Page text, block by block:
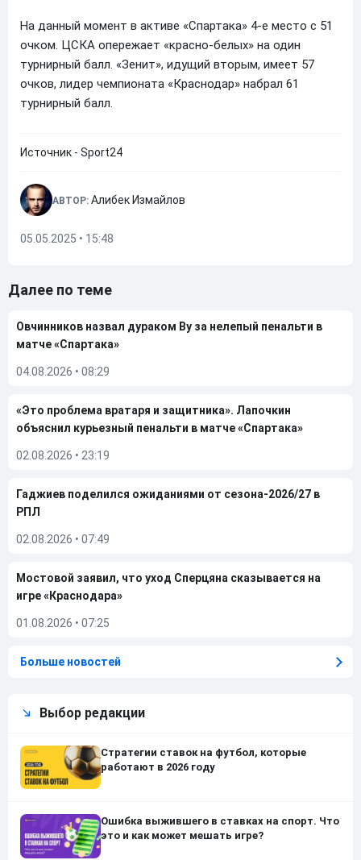
На данный момент в активе «Спартака» 4-е место с 51
очком. ЦСКА опережает «красно-белых» на один
турнирный балл. «Зенит», идущий вторым, имеет 57
очков, лидер чемпионата «Краснодар» набрал 61
турнирный балл.
Источник - Sport24
АВТОР: Алибек Измайлов
05.05.2025 • 15:48
Далее по теме
Овчинников назвал дураком Ву за нелепый пенальти в
матче «Спартака»
04.08.2026 • 08:29
«Это проблема вратаря и защитника». Лапочкин
объяснил курьезный пенальти в матче «Спартака»
02.08.2026 • 23:19
Гаджиев поделился ожиданиями от сезона-2026/27 в
РПЛ
02.08.2026 • 07:49
Мостовой заявил, что уход Сперцяна сказывается на
игре «Краснодара»
01.08.2026 • 07:25
Больше новостей
Выбор редакции
Стратегии ставок на футбол, которые
работают в 2026 году
Ошибка выжившего в ставках на спорт. Что
это и как может мешать игре?